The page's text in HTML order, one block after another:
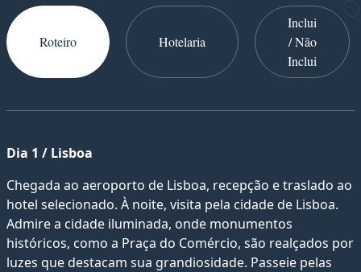
Roteiro Hotelaria
Inclui
/ Não
Inclui
Dia 1 / Lisboa
Chegada ao aeroporto de Lisboa, recepção e traslado ao
hotel selecionado. À noite, visita pela cidade de Lisboa.
Admire a cidade iluminada, onde monumentos
históricos, como a Praça do Comércio, são realçados por
luzes que destacam sua grandiosidade. Passeie pelas